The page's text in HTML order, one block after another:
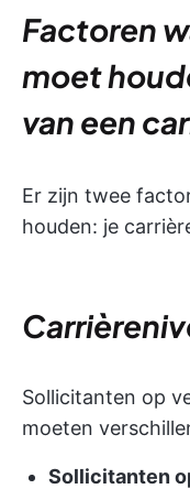
Factoren
moet
van een
Er zijn twee
houden: je
Sollicitanten op
moeten
Sollicitanten